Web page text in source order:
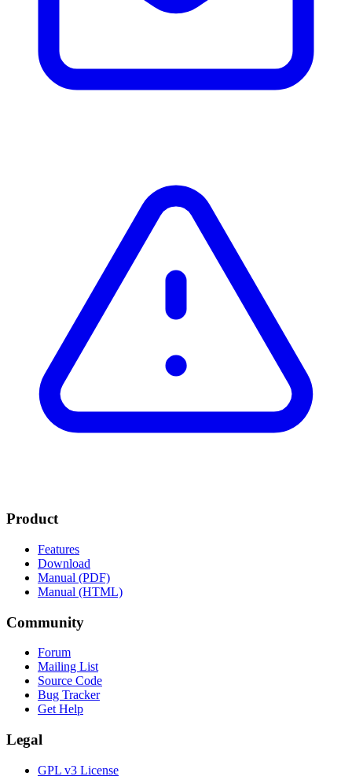
Product
Features
Download
Manual (PDF)
Manual (HTML)
Community
Forum
Mailing List
Source Code
Bug Tracker
Get Help
Legal
GPL v3 License